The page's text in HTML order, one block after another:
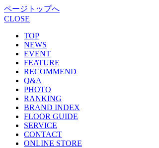
ページトップへ
CLOSE
TOP
NEWS
EVENT
FEATURE
RECOMMEND
Q&A
PHOTO
RANKING
BRAND INDEX
FLOOR GUIDE
SERVICE
CONTACT
ONLINE STORE